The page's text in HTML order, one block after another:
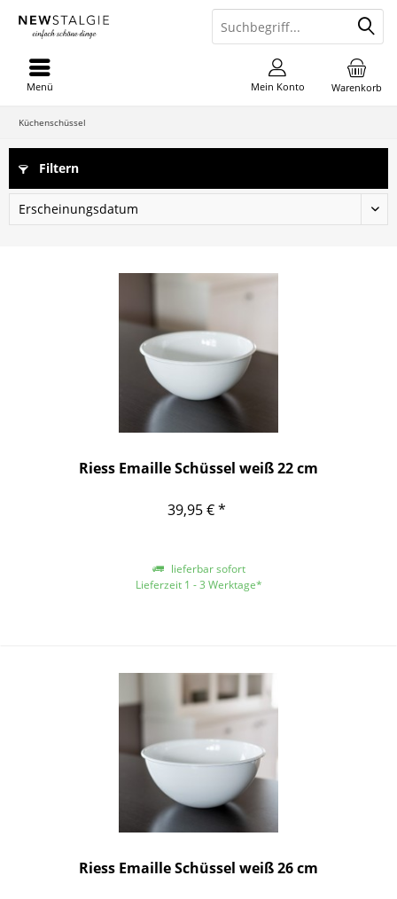
Warenkorb
Mein Konto
Menü
Küchenschüssel
Filtern
Riess Emaille Schüssel weiß 22 cm
39,95 € *
lieferbar sofort
Lieferzeit 1 - 3 Werktage*
Riess Emaille Schüssel weiß 26 cm